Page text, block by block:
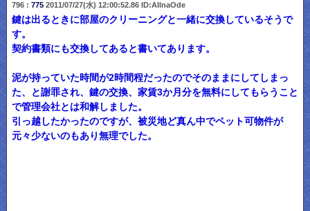
796 : 7752011/07/27(水) 12:00:52.86 ID:AIlnaOde
鍵は出るときに部屋のクリーニングと一緒に交換しているそうで
す。
契約書類にも交換してあると書いてあります。
泥が持っていた時間が2時間程だったのでそのままにしてしまっ
た、と謝罪され、鍵の交換、家賃3か月分を無料にしてもらうこと
で管理会社とは和解しました。
引っ越したかったのですが、被災地ど真ん中でペット可物件が
元々少ないのもあり無理でした。